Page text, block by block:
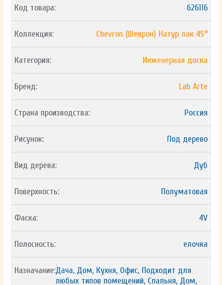
Код товара: 626116
Коллекция: Chevron (Шеврон) Натур лак 45°
Категория: Инженерная доска
Бренд: Lab Arte
Страна производства: Россия
Рисунок: Под дерево
Вид дерева: Дуб
Поверхность: Полуматовая
Фаска: 4V
Полосность: елочка
Назначание:Дача, Дом, Кухня, Офис, Подходит для
любых типов помещений, Спальня, Дом,